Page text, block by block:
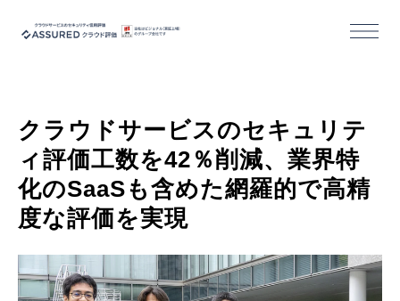
導入/活用事例
セミナー
お役立ち資料
クラウドサービスのセキュリテ
ィ評価工数を42％削減、業界特
化のSaaSも含めた網羅的で高精
度な評価を実現